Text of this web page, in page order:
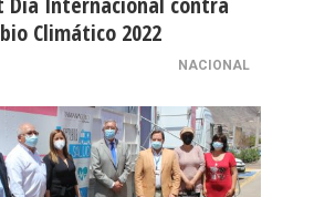
Climático 2022
NACIONAL